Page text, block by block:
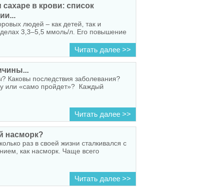
в крови: список
людей – как детей, так и
3,3–5,5 ммоль/л. Его повышение
Читать далее >>
Каковы последствия заболевания?
или «само пройдет»? Каждый
Читать далее >>
насморк?
раз в своей жизни сталкивался с
как насморк. Чаще всего
Читать далее >>